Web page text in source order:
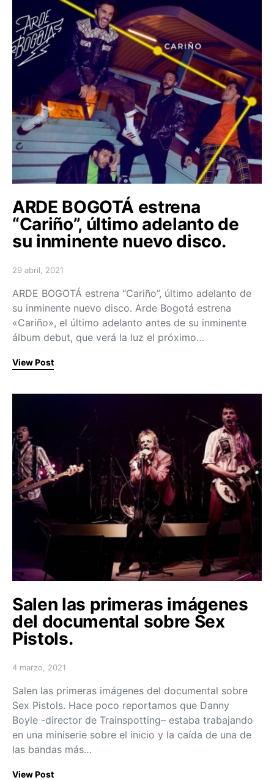
ARDE BOGOTÁ estrena
“Cariño”, último adelanto de
su inminente nuevo disco.
Posted on
29 abril, 2021
ARDE BOGOTÁ estrena “Cariño”, último adelanto de
su inminente nuevo disco. Arde Bogotá estrena
«Cariño», el último adelanto antes de su inminente
álbum debut, que verá la luz el próximo…
View Post
Salen las primeras imágenes
del documental sobre Sex
Pistols.
Posted on
4 marzo, 2021
Salen las primeras imágenes del documental sobre
Sex Pistols. Hace poco reportamos que Danny
Boyle -director de Trainspotting– estaba trabajando
en una miniserie sobre el inicio y la caída de una de
las bandas más…
View Post